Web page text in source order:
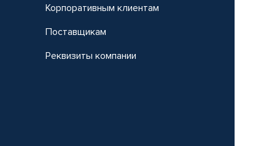
Корпоративным клиентам
Поставщикам
Реквизиты компании